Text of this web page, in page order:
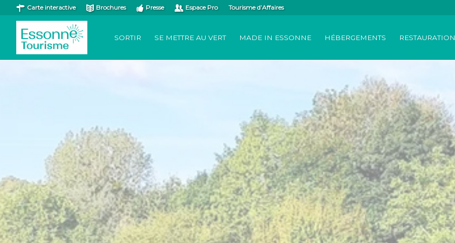
Carte interactive Brochures Presse Espace Pro Tourisme d’Affaires
SORTIR SE METTRE AU VERT MADE IN ESSONNE HÉBERGEMENTS RESTAURATION